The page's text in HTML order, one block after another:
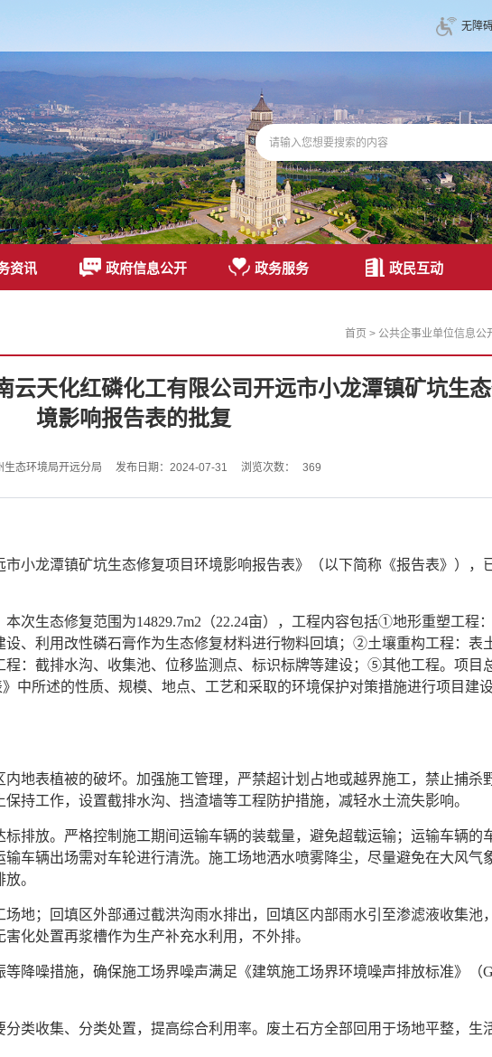
无障
资讯 政府信息公开 政务服务 政民互动
首页 > 公共企事业单位信息公
云天化红磷化工有限公司开远市小龙潭镇矿坑生
境影响报告表的批复
生态环境局开远分局 发布日期：2024-07-31 浏览次数： 369
龙潭镇矿坑生态修复项目环境影响报告表》（以下简称《报告表》），
生态修复范围为14829.7m2（22.24亩），工程内容包括①地形重塑工程
、利用改性磷石膏作为生态修复材料进行物料回填；②土壤重构工程：
：截排水沟、收集池、位移监测点、标识标牌等建设；⑤其他工程。项目
中所述的性质、规模、地点、工艺和采取的环境保护对策措施进行项目建设
表植被的破坏。加强施工管理，严禁超计划占地或越界施工，禁止捕杀
持工作，设置截排水沟、挡渣墙等工程防护措施，减轻水土流失影响。
放。严格控制施工期间运输车辆的装载量，避免超载运输；运输车辆的
车辆出场需对车轮进行清洗。施工场地洒水喷雾降尘，尽量避免在大风气
。
；回填区外部通过截洪沟雨水排出，回填区内部雨水引至渗滤液收集池
化处置再浆槽作为生产补充水利用，不外排。
噪措施，确保施工场界噪声满足《建筑施工场界环境噪声排放标准》（
收集、分类处置，提高综合利用率。废土石方全部回用于场地平整，生